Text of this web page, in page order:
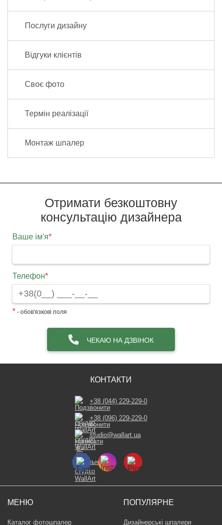
Послуги дизайну
Відгуки клієнтів
Своє фото
Термін реалізації
Монтаж шпалер
Отримати безкоштовну
консультацію дизайнера
Ваше ім'я*
Телефон*
* - обов'язкові поля
ЧЕКАЮ НА ДЗВІНОК
МЕНЮ
Каталог фотошпалер
ПОПУЛЯРНЕ
Дизайнерські шпалери
КОНТАКТИ
+38 (044) 229-229-0
+38 (096) 229-229-0
studio@wallart.ua